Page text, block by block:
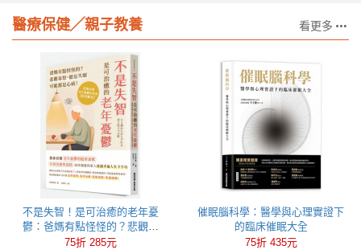
醫療保健╱親子教養 看更多
不是失智！是可治癒的老年憂
鬱：爸媽有點怪怪的？悲觀易
怒、健忘失眠可能都是心病！照
75折 285元
催眠腦科學：醫學與心理實證下
的臨床催眠大全
75折 435元